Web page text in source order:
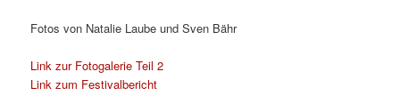
Fotos von Natalie Laube und Sven Bähr
Link zur Fotogalerie Teil 2
Link zum Festivalbericht